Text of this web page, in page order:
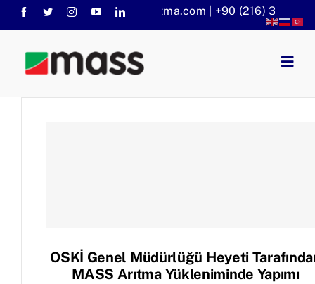
Skip
to
content
info@massaritma.com | +90 (216) 301 1140
Anasayfa
OSKİ Genel Müdürlüğü Heyeti
MASS Arıtma Yükleniminde Yapımı